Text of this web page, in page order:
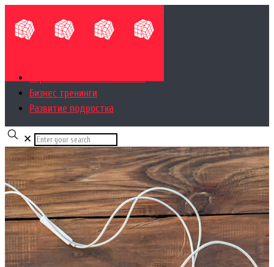
Бизнес тренинги
Развитие подростка
✕